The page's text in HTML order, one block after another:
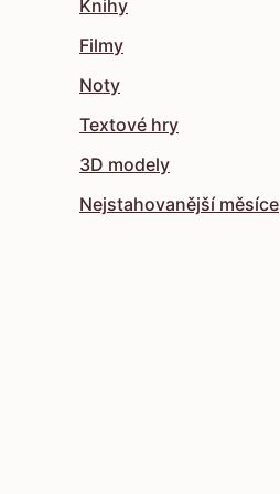
Knihy
Filmy
Noty
Textové hry
3D modely
Nejstahovanější měsíce